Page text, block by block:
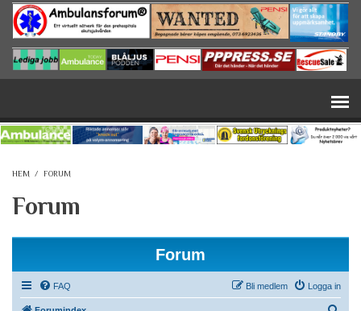
Hoppa till huvudinnehåll
HEM / FORUM
Forum